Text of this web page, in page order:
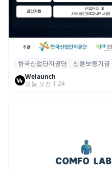
산단공·신보, 2026 ‘
여 스타트업 모집
한국산업단지공단 신용보증기금
Welaunch
오늘 오전 1:24